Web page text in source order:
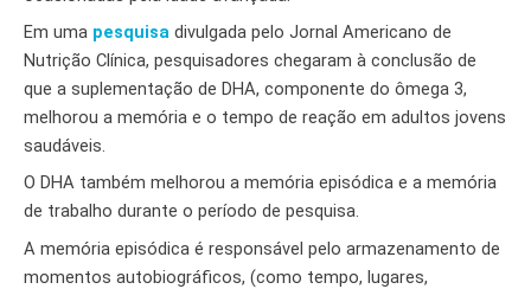
Em uma pesquisa divulgada pelo Jornal Americano de
Nutrição Clínica, pesquisadores chegaram à conclusão de
que a suplementação de DHA, componente do ômega 3,
melhorou a memória e o tempo de reação em adultos jovens
saudáveis.
O DHA também melhorou a memória episódica e a memória
de trabalho durante o período de pesquisa.
A memória episódica é responsável pelo armazenamento de
momentos autobiográficos, (como tempo, lugares,